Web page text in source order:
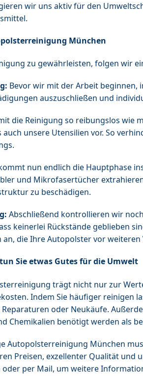
wir uns aktiv für den
München
zu gewährleisten, folgen wir
Bevor wir mit der Arbeit beginnen,
auszuschließen und
die Reinigung so reibungslos wie
auch unsere Utensilien vor. So
nun endlich die Hauptphase
und Mikrofasertücher
zu beschädigen.
Abschließend kontrollieren wir
keinerlei Rückstände geblieben
die Ihre Autopolster vor
Sie etwas Gutes für die Umwelt
trägt nicht nur zur
Indem Sie häufiger reinigen
oder Neukäufe.
Chemikalien benötigt werden als
Autopolsterreinigung München
Preisen, exzellenter Qualität und
per Mail, um weitere